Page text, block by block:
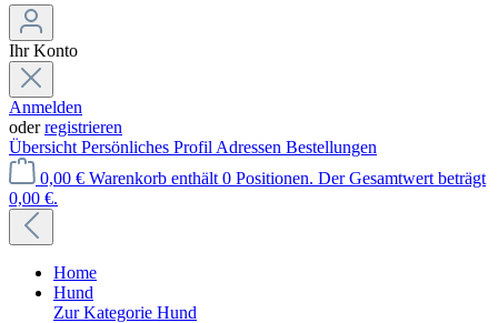
Ihr Konto
Anmelden
oderregistrieren
Übersicht Persönliches Profil Adressen Bestellungen
0,00 € Warenkorb enthält 0 Positionen. Der Gesamtwert beträgt
0,00 €.
Home
Hund
Zur Kategorie Hund